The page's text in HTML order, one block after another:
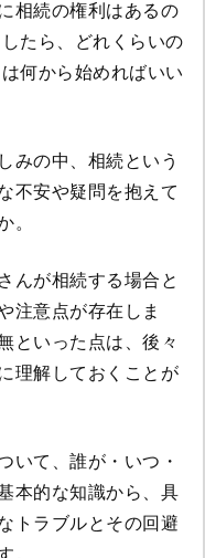
相続の権利はあるの
たら、どれくらいの
何から始めればいい
みの中、相続という
不安や疑問を抱えて
。
んが相続する場合と
注意点が存在しま
といった点は、後々
理解しておくことが
いて、誰が・いつ・
本的な知識から、具
トラブルとその回避